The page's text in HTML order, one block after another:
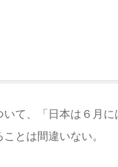
て、「日本は６月に
とは間違いない。